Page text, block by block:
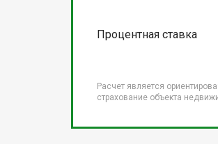
Процентная ставка
Расчет является
страхование объекта